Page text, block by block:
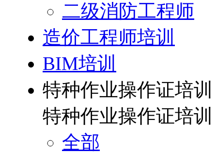
二级消防工程师
造价工程师培训
BIM培训
特种作业操作证培训
特种作业操作证培训
全部